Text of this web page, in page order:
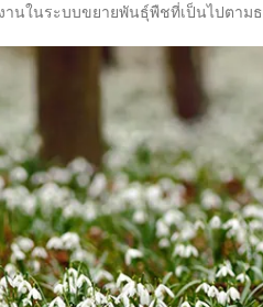
านในระบบขยายพันธุ์พืชที่เป็นไปตาม